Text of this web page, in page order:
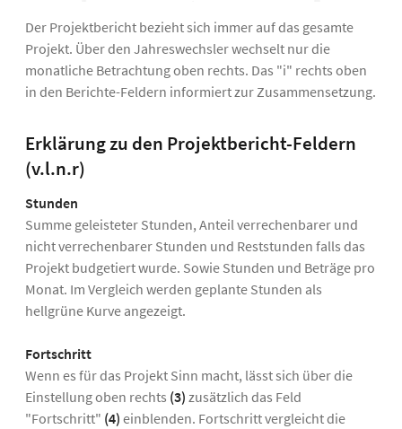
Der Projektbericht bezieht sich immer auf das gesamte
Projekt. Über den Jahreswechsler wechselt nur die
monatliche Betrachtung oben rechts. Das "i" rechts oben
in den Berichte-Feldern informiert zur Zusammensetzung.
Erklärung zu den Projektbericht-Feldern
(v.l.n.r)
Stunden
Summe geleisteter Stunden, Anteil verrechenbarer und
nicht verrechenbarer Stunden und Reststunden falls das
Projekt budgetiert wurde. Sowie Stunden und Beträge pro
Monat. Im Vergleich werden geplante Stunden als
hellgrüne Kurve angezeigt.
Fortschritt
Wenn es für das Projekt Sinn macht, lässt sich über die
Einstellung oben rechts (3) zusätzlich das Feld
"Fortschritt" (4) einblenden. Fortschritt vergleicht die